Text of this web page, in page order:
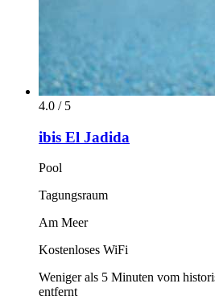
4.0 / 5
ibis El Jadida
Pool
Tagungsraum
Am Meer
Kostenloses WiFi
Weniger als 5 Minuten vom
entfernt